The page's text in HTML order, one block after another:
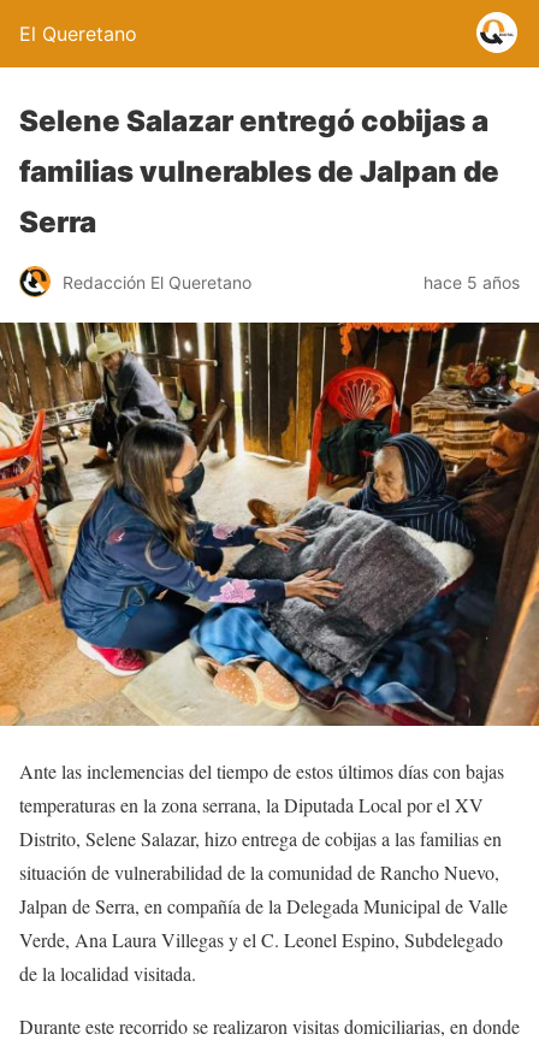
El Queretano
Selene Salazar entregó cobijas a
familias vulnerables de Jalpan de
Serra
Redacción El Queretano hace 5 años
Ante las inclemencias del tiempo de estos últimos días con bajas
temperaturas en la zona serrana, la Diputada Local por el XV
Distrito, Selene Salazar, hizo entrega de cobijas a las familias en
situación de vulnerabilidad de la comunidad de Rancho Nuevo,
Jalpan de Serra, en compañía de la Delegada Municipal de Valle
Verde, Ana Laura Villegas y el C. Leonel Espino, Subdelegado
de la localidad visitada.
Durante este recorrido se realizaron visitas domiciliarias, en donde